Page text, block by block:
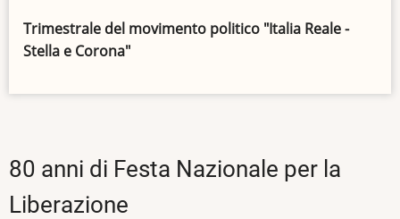
Trimestrale del movimento politico "Italia Reale -
Stella e Corona"
80 anni di Festa Nazionale per la
Liberazione